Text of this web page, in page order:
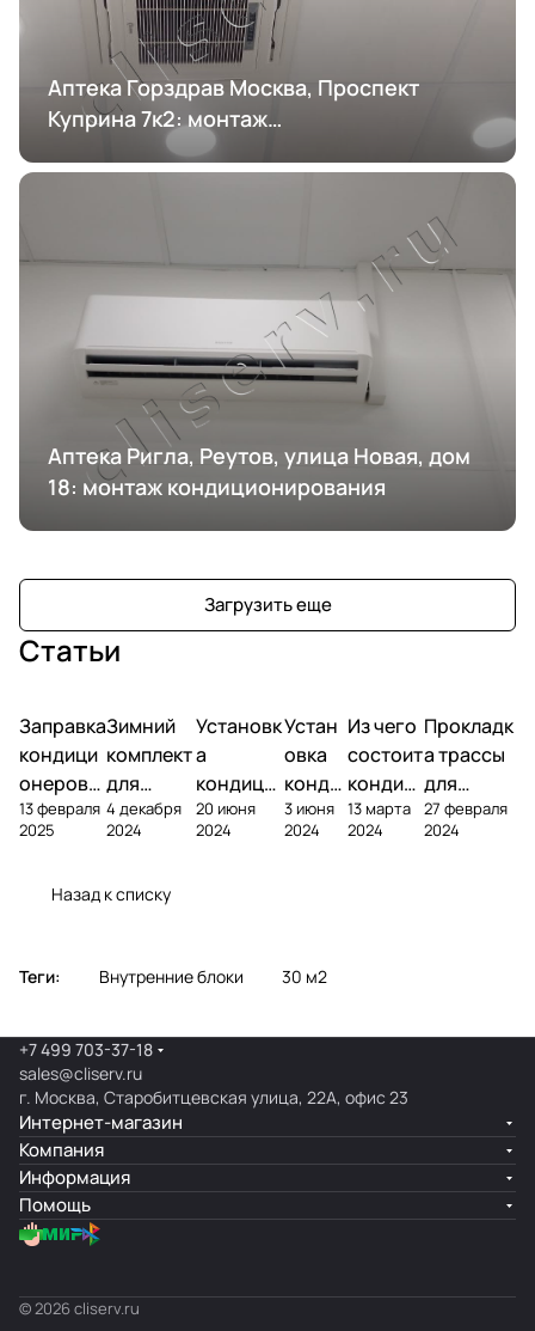
Аптека Горздрав Москва, Проспект
Куприна 7к2: монтаж
кондиционирования
Аптека Ригла, Реутов, улица Новая, дом
18: монтаж кондиционирования
Загрузить еще
Статьи
Заправка
кондици
онеров
фреоном
13 февраля
2025
Зимний
комплект
для
кондици
онера
4 декабря
2024
Установк
а
кондици
онера на
фасаде
20 июня
2024
Устан
овка
конди
ционе
ра
3 июня
2024
Из чего
состоит
кондиц
ионер?
13 марта
2024
Прокладк
а трассы
для
кондицио
нера
27 февраля
2024
Назад к списку
Теги: Внутренние блоки 30 м2
+7 499 703-37-18
sales@cliserv.ru
г. Москва, Старобитцевская улица, 22А, офис 23
Интернет-магазин
Компания
Информация
Помощь
© 2026 cliserv.ru